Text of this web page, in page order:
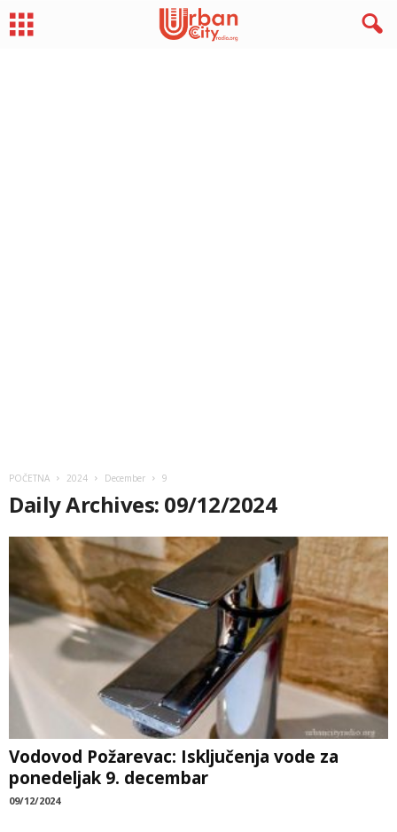
POČETNA 2024 December 9
Daily Archives: 09/12/2024
Vodovod Požarevac: Isključenja vode za
ponedeljak 9. decembar
09/12/2024